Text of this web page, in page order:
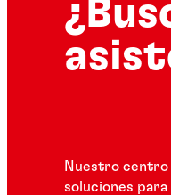
Nuestro centro
soluciones para